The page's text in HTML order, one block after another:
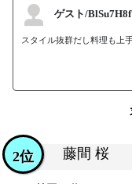
ゲスト/
スタイル抜群だし料理も上
藤間 桜
2位